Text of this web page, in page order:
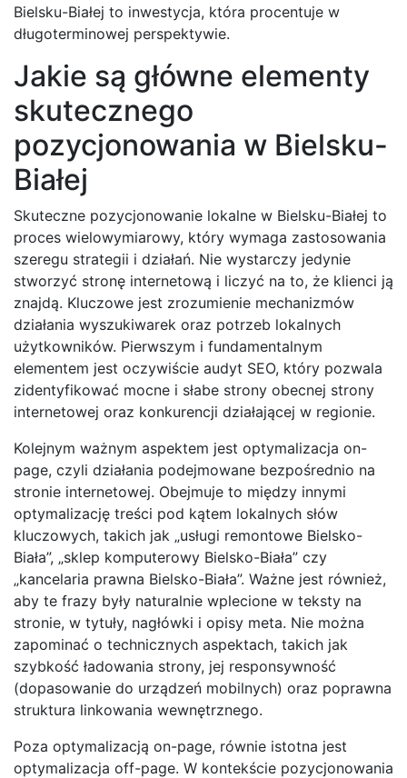
Bielsku-Białej to inwestycja, która procentuje w
długoterminowej perspektywie.
Jakie są główne elementy
skutecznego
pozycjonowania w Bielsku-
Białej
Skuteczne pozycjonowanie lokalne w Bielsku-Białej to
proces wielowymiarowy, który wymaga zastosowania
szeregu strategii i działań. Nie wystarczy jedynie
stworzyć stronę internetową i liczyć na to, że klienci ją
znajdą. Kluczowe jest zrozumienie mechanizmów
działania wyszukiwarek oraz potrzeb lokalnych
użytkowników. Pierwszym i fundamentalnym
elementem jest oczywiście audyt SEO, który pozwala
zidentyfikować mocne i słabe strony obecnej strony
internetowej oraz konkurencji działającej w regionie.
Kolejnym ważnym aspektem jest optymalizacja on-
page, czyli działania podejmowane bezpośrednio na
stronie internetowej. Obejmuje to między innymi
optymalizację treści pod kątem lokalnych słów
kluczowych, takich jak „usługi remontowe Bielsko-
Biała”, „sklep komputerowy Bielsko-Biała” czy
„kancelaria prawna Bielsko-Biała”. Ważne jest również,
aby te frazy były naturalnie wplecione w teksty na
stronie, w tytuły, nagłówki i opisy meta. Nie można
zapominać o technicznych aspektach, takich jak
szybkość ładowania strony, jej responsywność
(dopasowanie do urządzeń mobilnych) oraz poprawna
struktura linkowania wewnętrznego.
Poza optymalizacją on-page, równie istotna jest
optymalizacja off-page. W kontekście pozycjonowania